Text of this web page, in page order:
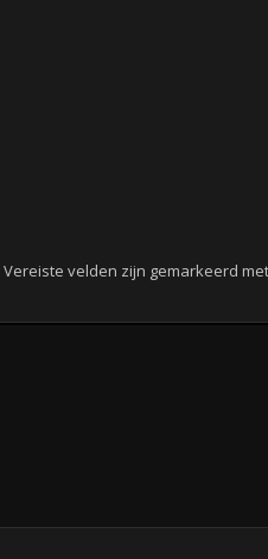
Vereiste velden zijn gemarkeerd met